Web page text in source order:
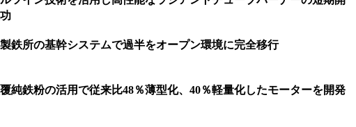
鉄所の基幹システムで過半をオープン環境に完全移行
純鉄粉の活用で従来比48％薄型化、40％軽量化したモーターを開発